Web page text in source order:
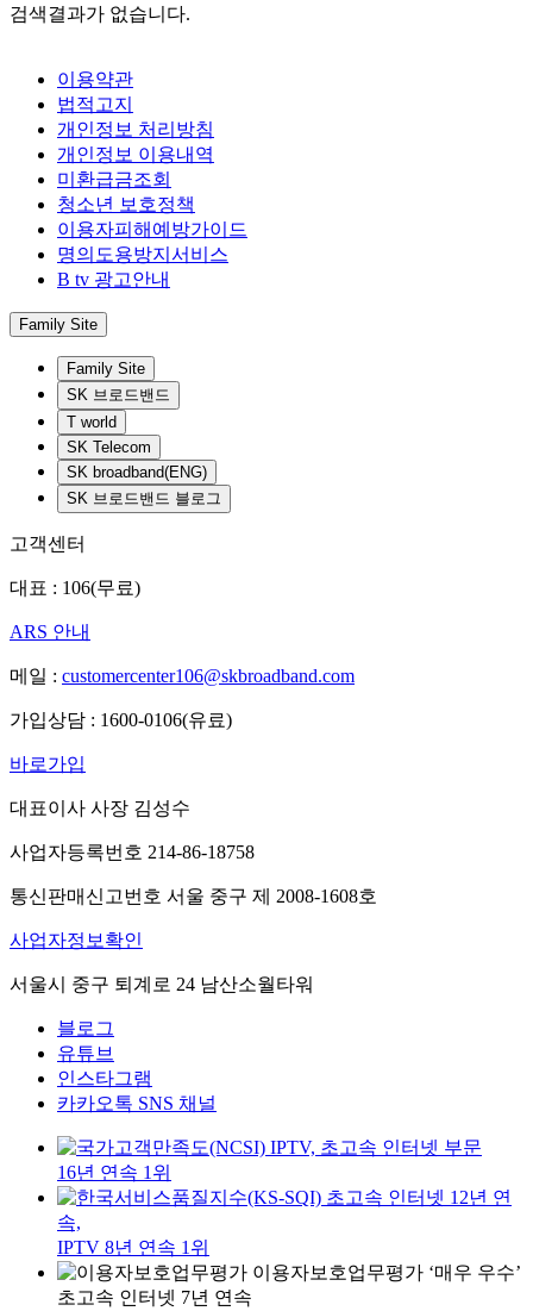
검색결과가 없습니다.
이용약관
법적고지
개인정보 처리방침
개인정보 이용내역
미환급금조회
청소년 보호정책
이용자피해예방가이드
명의도용방지서비스
B tv 광고안내
Family Site
Family Site
SK 브로드밴드
T world
SK Telecom
SK broadband(ENG)
SK 브로드밴드 블로그
고객센터
대표 : 106(무료)
ARS 안내
메일 : customercenter106@skbroadband.com
가입상담 : 1600-0106(유료)
바로가입
대표이사 사장 김성수
사업자등록번호 214-86-18758
통신판매신고번호 서울 중구 제 2008-1608호
사업자정보확인
서울시 중구 퇴계로 24 남산소월타워
블로그
유튜브
인스타그램
카카오톡 SNS 채널
IPTV, 초고속 인터넷 부문
16년 연속 1위
초고속 인터넷 12년 연
속,
IPTV 8년 연속 1위
이용자보호업무평가 ‘매우 우수’
초고속 인터넷 7년 연속